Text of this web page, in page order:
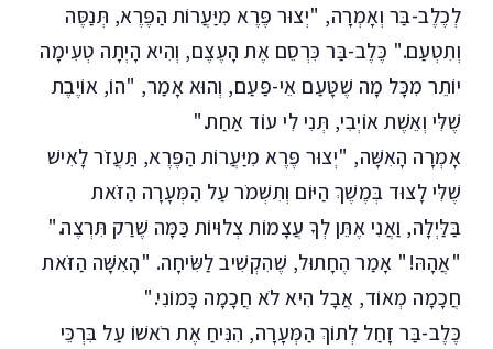
לְכֶלֶב-בַּר וְאָמְרָה, "יְצוּר פֶּרֶא מִיַּעֲרוֹת הַפֶּרֶא, תְּנַסֶּה
וְתִטְעַם." כֶּלֶב-בַּר כִּרְסֵם אֶת הָעֶצֶם, וְהִיא הָיְתָה טְעִימָה
יוֹתֵר מִכָּל מָה שֶׁטָּעַם אֵי-פַּעַם, וְהוּא אָמַר, "הוֹ, אוֹיֶבֶת
שֶׁלִּי וְאֵשֶׁת אוֹיְבִי, תְּנִי לִי עוֹד אַחַת."
אָמְרָה הָאִשָּׁה, "יְצוּר פֶּרֶא מִיַּעֲרוֹת הַפֶּרֶא, תַּעֲזֹר לָאִישׁ
שֶׁלִּי לָצוּד בְּמֶשֶׁךְ הַיּוֹם וְתִשְׁמֹר עַל הַמְּעָרָה הַזֹּאת
בַּלַּיְלָה, וַאֲנִי אֶתֵּן לְךָ עֲצָמוֹת צְלוּיוֹת כַּמָּה שֶׁרַק תִּרְצֶה."
"אֲהָהּ!" אָמַר הֶחָתוּל, שֶׁהִקְשִׁיב לַשִּׂיחָה. "הָאִשָּׁה הַזֹּאת
חֲכָמָה מְאוֹד, אֲבָל הִיא לֹא חֲכָמָה כָּמוֹנִי."
כֶּלֶב-בַּר זָחַל לְתוֹךְ הַמְּעָרָה, הִנִּיחַ אֶת רֹאשׁוֹ עַל בִּרְכֵּי